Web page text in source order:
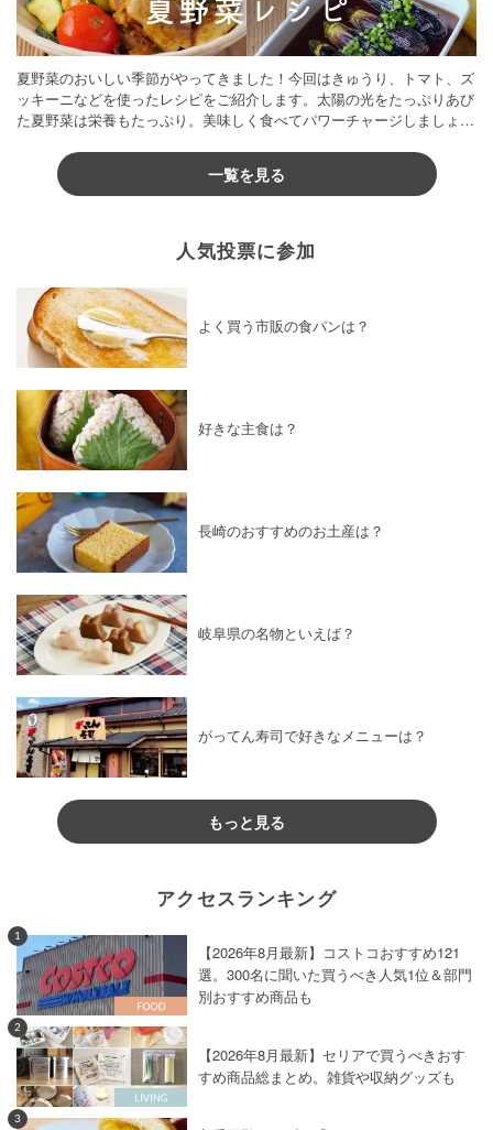
夏野菜のおいしい季節がやってきました！今回はきゅうり、トマト、ズ
ッキーニなどを使ったレシピをご紹介します。太陽の光をたっぷりあび
た夏野菜は栄養もたっぷり。美味しく食べてパワーチャージしましょう
一覧を見る
人気投票に参加
よく買う市販の食パンは？
好きな主食は？
長崎のおすすめのお土産は？
岐阜県の名物といえば？
がってん寿司で好きなメニューは？
もっと見る
アクセスランキング
1
【2026年8月最新】コストコおすすめ121
選。300名に聞いた買うべき人気1位＆部門
別おすすめ商品も
2
【2026年8月最新】セリアで買うべきおす
すめ商品総まとめ。雑貨や収納グッズも
3